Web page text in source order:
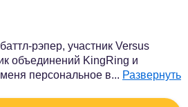
рэпер, участник Versus
объединений KingRing и
персональное в... Развернуть